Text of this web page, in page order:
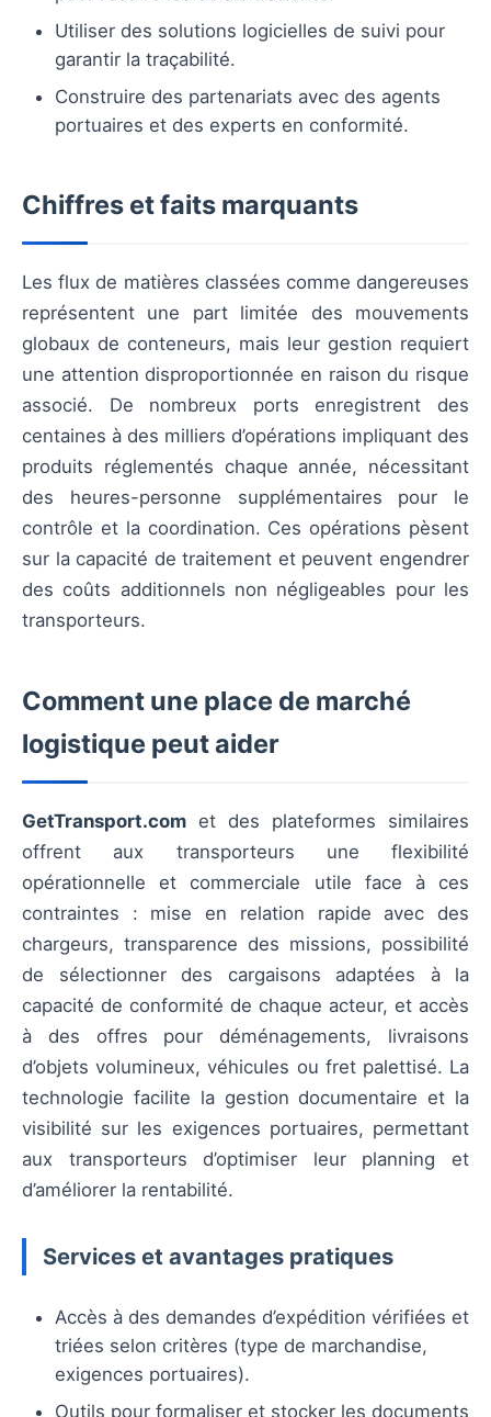
Utiliser des solutions logicielles de suivi pour
garantir la traçabilité.
Construire des partenariats avec des agents
portuaires et des experts en conformité.
Chiffres et faits marquants
Les flux de matières classées comme dangereuses
représentent une part limitée des mouvements
globaux de conteneurs, mais leur gestion requiert
une attention disproportionnée en raison du risque
associé. De nombreux ports enregistrent des
centaines à des milliers d’opérations impliquant des
produits réglementés chaque année, nécessitant
des heures-personne supplémentaires pour le
contrôle et la coordination. Ces opérations pèsent
sur la capacité de traitement et peuvent engendrer
des coûts additionnels non négligeables pour les
transporteurs.
Comment une place de marché
logistique peut aider
GetTransport.com et des plateformes similaires
offrent aux transporteurs une flexibilité
opérationnelle et commerciale utile face à ces
contraintes : mise en relation rapide avec des
chargeurs, transparence des missions, possibilité
de sélectionner des cargaisons adaptées à la
capacité de conformité de chaque acteur, et accès
à des offres pour déménagements, livraisons
d’objets volumineux, véhicules ou fret palettisé. La
technologie facilite la gestion documentaire et la
visibilité sur les exigences portuaires, permettant
aux transporteurs d’optimiser leur planning et
d’améliorer la rentabilité.
Services et avantages pratiques
Accès à des demandes d’expédition vérifiées et
triées selon critères (type de marchandise,
exigences portuaires).
Outils pour formaliser et stocker les documents